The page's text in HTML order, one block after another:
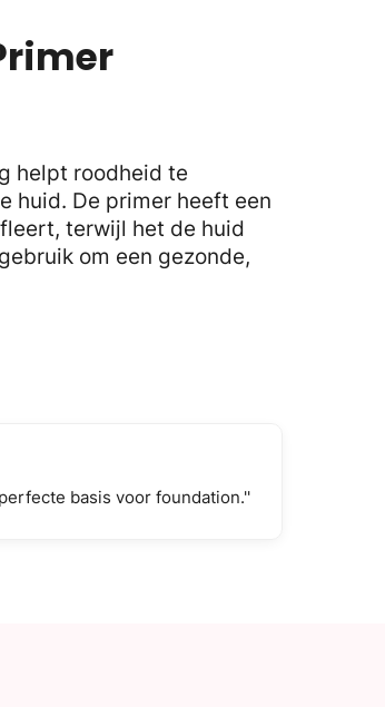
helpt roodheid te
huid. De primer heeft een
terwijl het de huid
om een gezonde,
basis voor foundation.''